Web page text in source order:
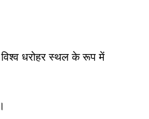
धरोहर स्थल के रूप में